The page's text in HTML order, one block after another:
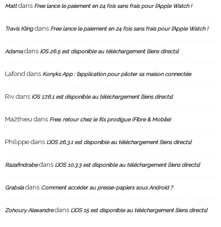
Mattdans Free lance le paiement en 24 fois sans frais pour l’Apple Watch !
Travis Klingdans Free lance le paiement en 24 fois sans frais pour l’Apple Watch !
Adamadans iOS 26.5 est disponible au téléchargement [liens directs]
Lafond dans Konyks App : l’application pour piloter sa maison connectée
Riv dans iOS 17.6.1 est disponible au téléchargement [liens directs]
Ma2thieu dans Free, retour chez le fils prodigue (Fibre & Mobile)
Philippe dans L’iOS 26.3.1 est disponible au téléchargement [liens directs]
Razafindrabedans L’iOS 10.3.3 est disponible au téléchargement [liens directs]
Grabsiadans Comment accéder au presse-papiers sous Android ?
Zohoury Alexandredans L’iOS 15 est disponible au téléchargement [liens directs]